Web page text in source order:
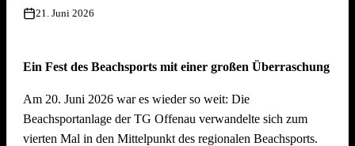
Garnituren, Aufbau Zelt
Restarbeiten, Fertigstellung Gelände und Inbetriebnahme
technische Gerätschaften
Anschliessend traditionelles Grillfest!
21. Juni 2026
Ein Fest des Beachsports mit einer großen Überraschung
Am 20. Juni 2026 war es wieder so weit: Die
Beachsportanlage der TG Offenau verwandelte sich zum
vierten Mal in den Mittelpunkt des regionalen Beachsports.